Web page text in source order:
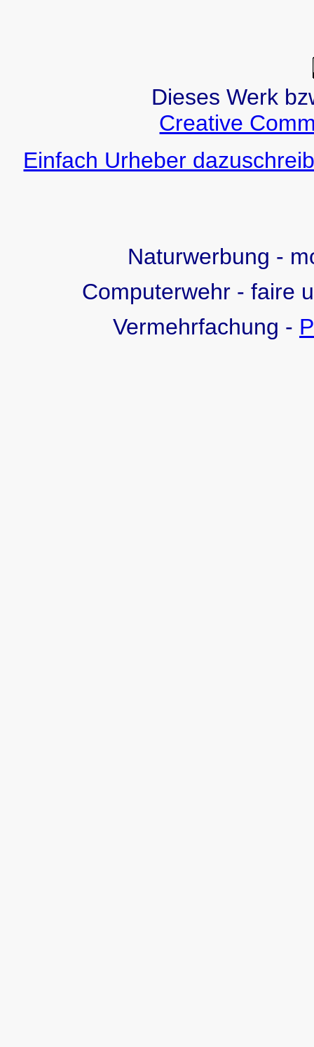
Dieses Werk
Creative
Einfach Urheber
Naturwerbung -
Computerwehr - faire
Vermehrfachung -